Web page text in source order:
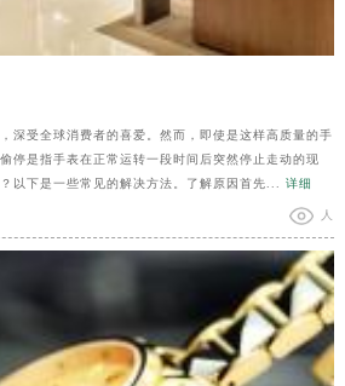
深受全球消费者的喜爱。然而，即使是这样高质量的手
停是指手表在正常运转一段时间后突然停止走动的现
以下是一些常见的解决方法。了解原因首先... 详细
人